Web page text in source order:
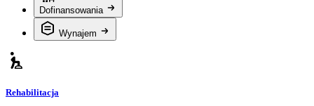
Dofinansowania
Wynajem
Rehabilitacja